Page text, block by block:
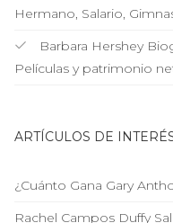
Hermano, Salario,
Barbara Hershey
Películas y patrimonio
ARTÍCULOS DE
¿Cuánto Gana Gary
Rachel Campos Duffy